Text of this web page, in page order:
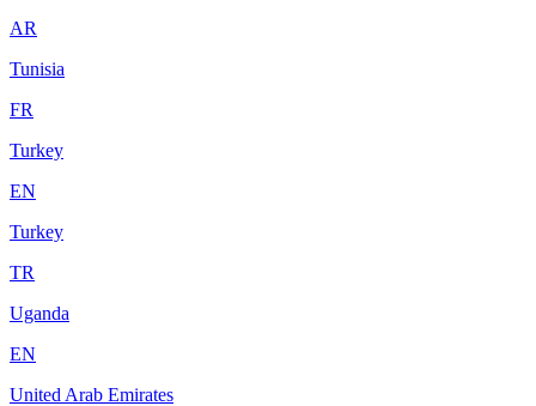
AR
Tunisia
FR
Turkey
EN
Turkey
TR
Uganda
EN
United Arab Emirates